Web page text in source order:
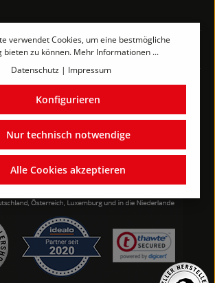
verwendet Cookies, um eine bestmögliche
bieten zu können. Mehr Informationen ...
Datenschutz | Impressum
Nur technisch notwendige
Konfigurieren
Alle Cookies akzeptieren